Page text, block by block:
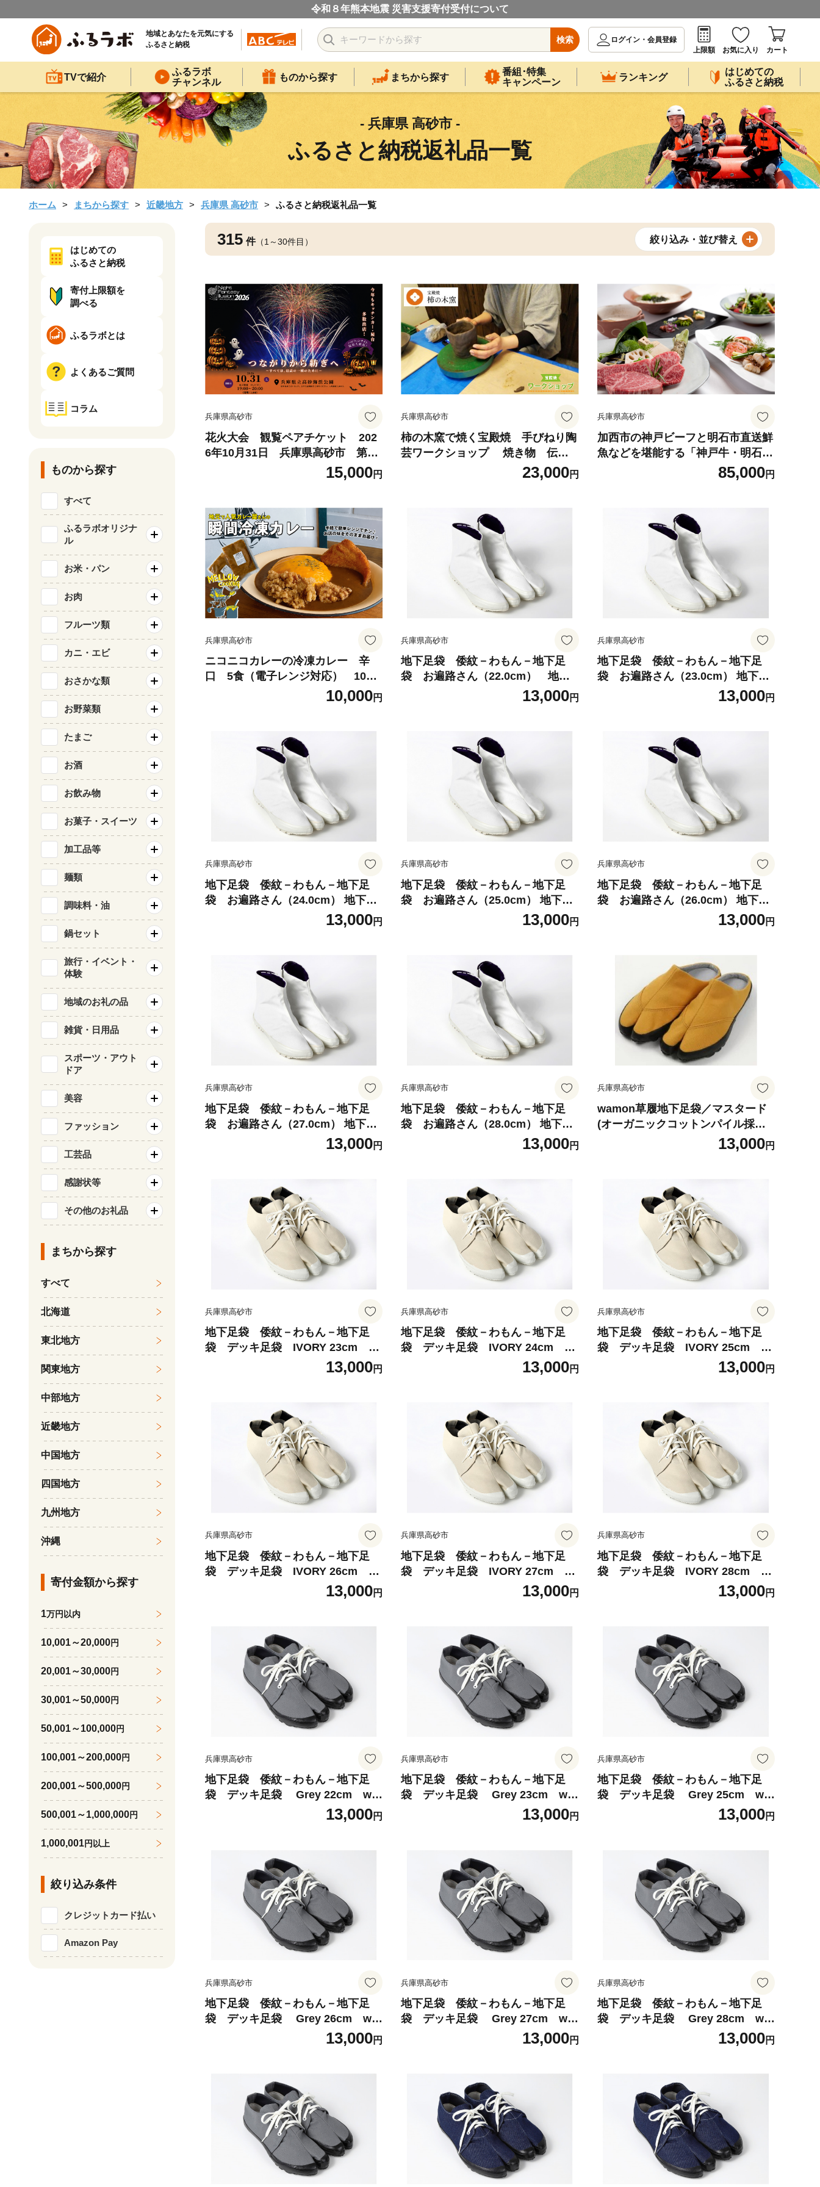
令和８年熊本地震 災害支援寄付受付について
地域とあなたを元気にする
ふるさと納税
検索
ログイン・会員登録
上限額
お気に入り カート
TVで紹介
ふるラボ
チャンネル
ものから探す まちから探す
番組･特集
キャンペーン
ランキング
はじめての
ふるさと納税
- 兵庫県 高砂市 -
ふるさと納税返礼品一覧
ホーム まちから探す 近畿地方 兵庫県 高砂市 ふるさと納税返礼品一覧
315 件（1～30件目） 絞り込み・並び替え
兵庫県高砂市
花火大会 観覧ペアチケット 202
6年10月31日 兵庫県高砂市 第12
回 Night Fantasy Illusion 20
26 ふるさと納税 ナイトファンタ
ー イルミネーション 打ち上げ花
火 ご当地グルメ
15,000円
兵庫県高砂市
柿の木窯で焼く宝殿焼 手びねり陶
芸ワークショップ 焼き物 伝
統 歴史 兵庫県 高砂市 手作り
23,000円
兵庫県高砂市
加西市の神戸ビーフと明石市直送鮮
魚などを堪能する「神戸牛・明石鮮
魚・高砂の夕日コース」 【ホテル
ラ・スイート神戸ハーバーランド】
理 コース料理 特別な時間
85,000円
兵庫県高砂市
ニコニコカレーの冷凍カレー 辛
口 5食（電子レンジ対応） 100%
国産 黄金スープ あっさり 深い
コク 鶏ガラ 真空瞬間冷凍 本
10,000円
兵庫県高砂市
地下足袋 倭紋－わもん－地下足
袋 お遍路さん（22.0cm） 地下
足袋シューズ 足袋シューズ わも
ん地下足袋 倭紋地下足袋 わもん
下足袋職人技 五つ星ひょうご選定
13,000円
兵庫県高砂市
地下足袋 倭紋－わもん－地下足
袋 お遍路さん（23.0cm） 地下足
袋シューズ 足袋シューズ わもん
地下足袋 倭紋地下足袋 わもん地
足袋職人技 五つ星ひょうご選定商
13,000円
兵庫県高砂市
地下足袋 倭紋－わもん－地下足
袋 お遍路さん（24.0cm） 地下足
袋シューズ 足袋シューズ わもん
地下足袋 倭紋地下足袋 わもん地
足袋職人技 五つ星ひょうご選定商
13,000円
兵庫県高砂市
地下足袋 倭紋－わもん－地下足
袋 お遍路さん（25.0cm） 地下足
袋シューズ 足袋シューズ わもん
地下足袋 倭紋地下足袋 わもん地
足袋職人技 五つ星ひょうご選定商
13,000円
兵庫県高砂市
地下足袋 倭紋－わもん－地下足
袋 お遍路さん（26.0cm） 地下足
袋シューズ 足袋シューズ わもん
地下足袋 倭紋地下足袋 わもん地
足袋職人技 五つ星ひょうご選定商
13,000円
兵庫県高砂市
地下足袋 倭紋－わもん－地下足
袋 お遍路さん（27.0cm） 地下足
袋シューズ 足袋シューズ わもん
地下足袋 倭紋地下足袋 わもん地
足袋職人技 五つ星ひょうご選定商
13,000円
兵庫県高砂市
地下足袋 倭紋－わもん－地下足
袋 お遍路さん（28.0cm） 地下足
袋シューズ 足袋シューズ わもん
地下足袋 倭紋地下足袋 わもん地
足袋職人技 五つ星ひょうご選定商
13,000円
兵庫県高砂市
wamon草履地下足袋／マスタード
(オーガニックコットンパイル採
13,000円
兵庫県高砂市
地下足袋 倭紋－わもん－地下足
袋 デッキ足袋 IVORY 23cm w
amon地下足袋 わもん地下足袋
倭紋地下足袋 わもん地下足袋種
技 五つ星ひょうご選定商品
13,000円
兵庫県高砂市
地下足袋 倭紋－わもん－地下足
袋 デッキ足袋 IVORY 24cm w
amon地下足袋 わもん地下足袋
倭紋地下足袋 わもん地下足袋種
技 五つ星ひょうご選定商品
13,000円
兵庫県高砂市
地下足袋 倭紋－わもん－地下足
袋 デッキ足袋 IVORY 25cm w
amon地下足袋 わもん地下足袋
倭紋地下足袋 わもん地下足袋種
技 五つ星ひょうご選定商品
13,000円
兵庫県高砂市
地下足袋 倭紋－わもん－地下足
袋 デッキ足袋 IVORY 26cm w
amon地下足袋 わもん地下足袋
倭紋地下足袋 わもん地下足袋種
技 五つ星ひょうご選定商品
13,000円
兵庫県高砂市
地下足袋 倭紋－わもん－地下足
袋 デッキ足袋 IVORY 27cm w
amon地下足袋 わもん地下足袋
倭紋地下足袋 わもん地下足袋種
技 五つ星ひょうご選定商品
13,000円
兵庫県高砂市
地下足袋 倭紋－わもん－地下足
袋 デッキ足袋 IVORY 28cm w
amon地下足袋 わもん地下足袋
倭紋地下足袋 わもん地下足袋種
技 五つ星ひょうご選定商品
13,000円
兵庫県高砂市
地下足袋 倭紋－わもん－地下足
袋 デッキ足袋 Grey 22cm wa
mon地下足袋 わもん地下足袋 倭
紋地下足袋 わもん地下足袋種類
五つ星ひょうご選定商品
13,000円
兵庫県高砂市
地下足袋 倭紋－わもん－地下足
袋 デッキ足袋 Grey 23cm wa
mon地下足袋 わもん地下足袋 倭
紋地下足袋 わもん地下足袋種類
五つ星ひょうご選定商品
13,000円
兵庫県高砂市
地下足袋 倭紋－わもん－地下足
袋 デッキ足袋 Grey 25cm wa
mon地下足袋 わもん地下足袋 倭
紋地下足袋 わもん地下足袋種類
五つ星ひょうご選定商品
13,000円
兵庫県高砂市
地下足袋 倭紋－わもん－地下足
袋 デッキ足袋 Grey 26cm wa
mon地下足袋 わもん地下足袋 倭
紋地下足袋 わもん地下足袋種類
五つ星ひょうご選定商品
13,000円
兵庫県高砂市
地下足袋 倭紋－わもん－地下足
袋 デッキ足袋 Grey 27cm wa
mon地下足袋 わもん地下足袋 倭
紋地下足袋 わもん地下足袋種類
五つ星ひょうご選定商品
13,000円
兵庫県高砂市
地下足袋 倭紋－わもん－地下足
袋 デッキ足袋 Grey 28cm wa
mon地下足袋 わもん地下足袋 倭
紋地下足袋 わもん地下足袋種類
五つ星ひょうご選定商品
13,000円
はじめての
ふるさと納税
寄付上限額を
調べる
ふるラボとは
よくあるご質問
コラム
ものから探す
すべて
ふるラボオリジナ
ル
お米・パン
お肉
フルーツ類
カニ・エビ
おさかな類
お野菜類
たまご
お酒
お飲み物
お菓子・スイーツ
加工品等
麺類
調味料・油
鍋セット
旅行・イベント・
体験
地域のお礼の品
雑貨・日用品
スポーツ・アウト
ドア
美容
ファッション
工芸品
感謝状等
その他のお礼品
まちから探す
すべて
北海道
東北地方
関東地方
中部地方
近畿地方
中国地方
四国地方
九州地方
沖縄
寄付金額から探す
1万円以内
10,001～20,000円
20,001～30,000円
30,001～50,000円
50,001～100,000円
100,001～200,000円
200,001～500,000円
500,001～1,000,000円
1,000,001円以上
絞り込み条件
クレジットカード払い
Amazon Pay